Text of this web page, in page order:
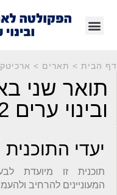
דף הבית > תארים >
תואר שני
ובינוי ערים 2 (2.M.ARCH)
יעדי התוכנית
תוכנית זו מיועדת
המעוניינים להרחיב